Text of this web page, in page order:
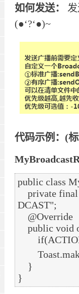
如何发送：
(●‘?‘●)~
代码示例：(
public class
DCAST";